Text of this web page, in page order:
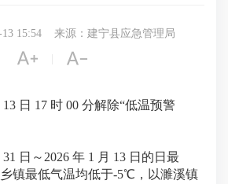
15:54 来源：建宁县应急管理局
 
日 17 时 00 分解除“低温预警
日～2026 年 1 月 13 日的日最
镇最低气温均低于-5℃，以濉溪镇